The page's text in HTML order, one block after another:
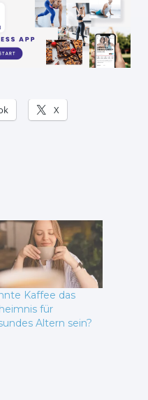
X
Kaffee das
für
Altern sein?